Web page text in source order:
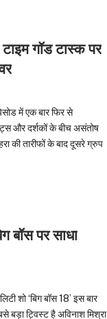
गॉड टास्क पर
में एक बार फिर से
और दर्शकों के बीच असंतोष
की तारीफों के बाद दूसरे ग्रुप
बॉस पर साधा
शो ‘बिग बॉस 18’ इस बार
बड़ा ट्विस्ट है अविनाश मिश्रा